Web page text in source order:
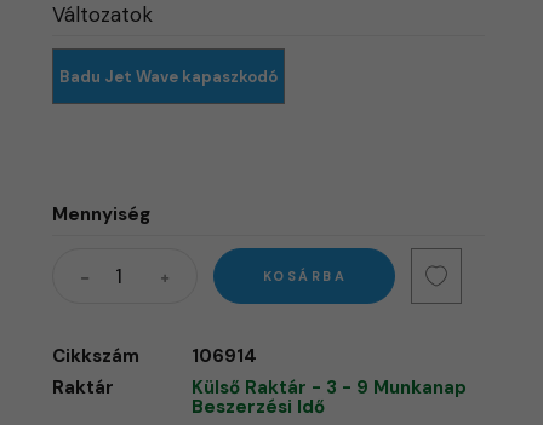
Változatok
Badu Jet Wave kapaszkodó
Mennyiség
KOSÁRBA
Cikkszám
106914
Raktár
Külső Raktár - 3 - 9 Munkanap
Beszerzési Idő